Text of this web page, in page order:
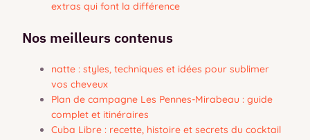
extras qui font la différence
Nos meilleurs contenus
natte : styles, techniques et idées pour sublimer
vos cheveux
Plan de campagne Les Pennes-Mirabeau : guide
complet et itinéraires
Cuba Libre : recette, histoire et secrets du cocktail